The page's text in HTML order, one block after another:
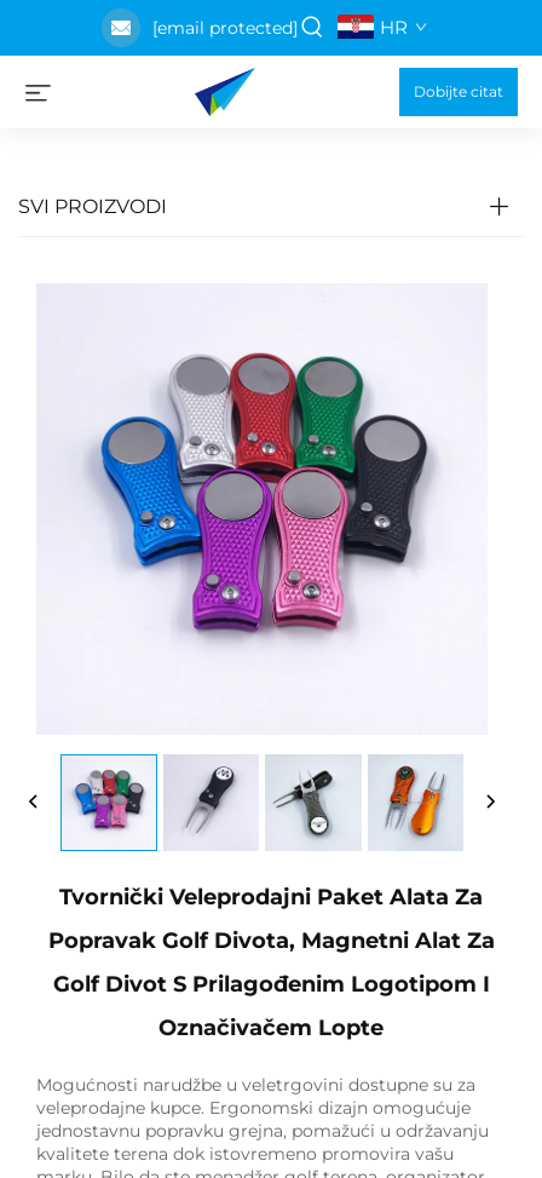
[email protected] HR
Dobijte citat
SVI PROIZVODI
Tvornički Veleprodajni Paket Alata Za
Popravak Golf Divota, Magnetni Alat Za
Golf Divot S Prilagođenim Logotipom I
Označivačem Lopte
Mogućnosti narudžbe u veletrgovini dostupne su za
veleprodajne kupce. Ergonomski dizajn omogućuje
jednostavnu popravku grejna, pomažući u održavanju
kvalitete terena dok istovremeno promovira vašu